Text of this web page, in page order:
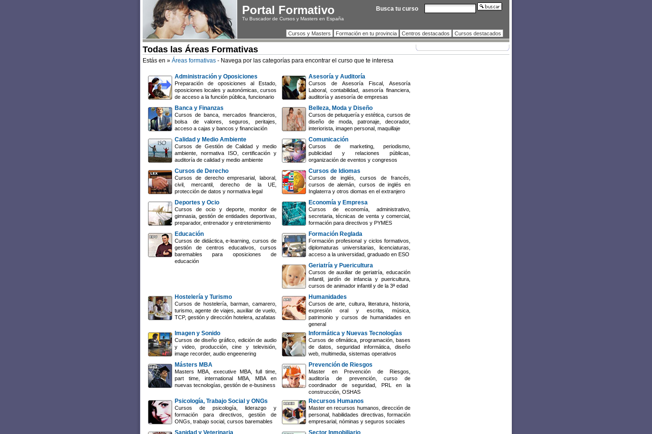
Portal Formativo
Tu Buscador de Cursos y Masters en España
Cursos y Masters Formación en tu provincia Centros destacados Cursos destacados
Todas las Áreas Formativas
Estás en » Áreas formativas - Navega por las categorías para encontrar el curso que te interesa
Administración y Oposiciones
Preparación de oposiciones al Estado,
oposiciones locales y autonómicas, cursos
de acceso a la función pública, funcionario
Asesoría y Auditoría
Cursos de Asesoría Fiscal, Asesoría
Laboral, contabilidad, asesoría financiera,
auditoría y asesoría de empresas
Banca y Finanzas
Cursos de banca, mercados financieros,
bolsa de valores, seguros, peritajes,
acceso a cajas y bancos y financiación
Belleza, Moda y Diseño
Cursos de peluquería y estética, cursos de
diseño de moda, patronaje, decorador,
interiorista, imagen personal, maquillaje
Calidad y Medio Ambiente
Cursos de Gestión de Calidad y medio
ambiente, normativa ISO, certificación y
auditoría de calidad y medio ambiente
Comunicación
Cursos de marketing, periodismo,
publicidad y relaciones públicas,
organización de eventos y congresos
Cursos de Derecho
Cursos de derecho empresarial, laboral,
civil, mercantil, derecho de la UE,
protección de datos y normativa legal
Cursos de Idiomas
Cursos de inglés, cursos de francés,
cursos de alemán, cursos de inglés en
Inglaterra y otros diomas en el extranjero
Deportes y Ocio
Cursos de ocio y deporte, monitor de
gimnasia, gestión de entidades deportivas,
preparador, entrenador y entretenimiento
Economía y Empresa
Cursos de economía, administrativo,
secretaria, técnicas de venta y comercial,
formación para directivos y PYMES
Educación
Cursos de didáctica, e-learning, cursos de
gestión de centros educativos, cursos
baremables para oposiciones de
educación
Formación Reglada
Formación profesional y ciclos formativos,
diplomaturas universitarias, licenciaturas,
acceso a la universidad, graduado en ESO
Geriatría y Puericultura
Cursos de auxiliar de geriatría, educación
infantil, jardín de infancia y puericultura,
cursos de animador infantil y de la 3ª edad
Hostelería y Turismo
Cursos de hostelería, barman, camarero,
turismo, agente de viajes, auxiliar de vuelo,
TCP, gestión y dirección hotelera, azafatas
Humanidades
Cursos de arte, cultura, literatura, historia,
expresión oral y escrita, música,
patrimonio y cursos de humanidades en
general
Imagen y Sonido
Cursos de diseño gráfico, edición de audio
y video, producción, cine y televisión,
image recorder, audio engeenering
Informática y Nuevas Tecnologías
Cursos de ofimática, programación, bases
de datos, seguridad informática, diseño
web, multimedia, sistemas operativos
Másters MBA
Masters MBA, executive MBA, full time,
part time, international MBA, MBA en
nuevas tecnologías, gestión de e-business
Prevención de Riesgos
Master en Prevención de Riesgos,
auditoría de prevención, curso de
coordinador de seguridad, PRL en la
construcción, OSHAS
Psicología, Trabajo Social y ONGs
Cursos de psicología, liderazgo y
formación para directivos, gestión de
ONGs, trabajo social, cursos baremables
Recursos Humanos
Master en recursos humanos, dirección de
personal, habilidades directivas, formación
empresarial, nóminas y seguros sociales
Sanidad y Veterinaria Sector Inmobiliario
Busca tu curso